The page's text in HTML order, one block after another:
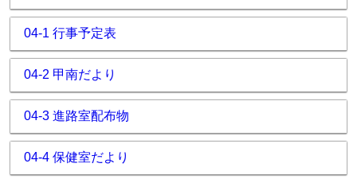
04-1 行事予定表
04-2 甲南だより
04-3 進路室配布物
04-4 保健室だより